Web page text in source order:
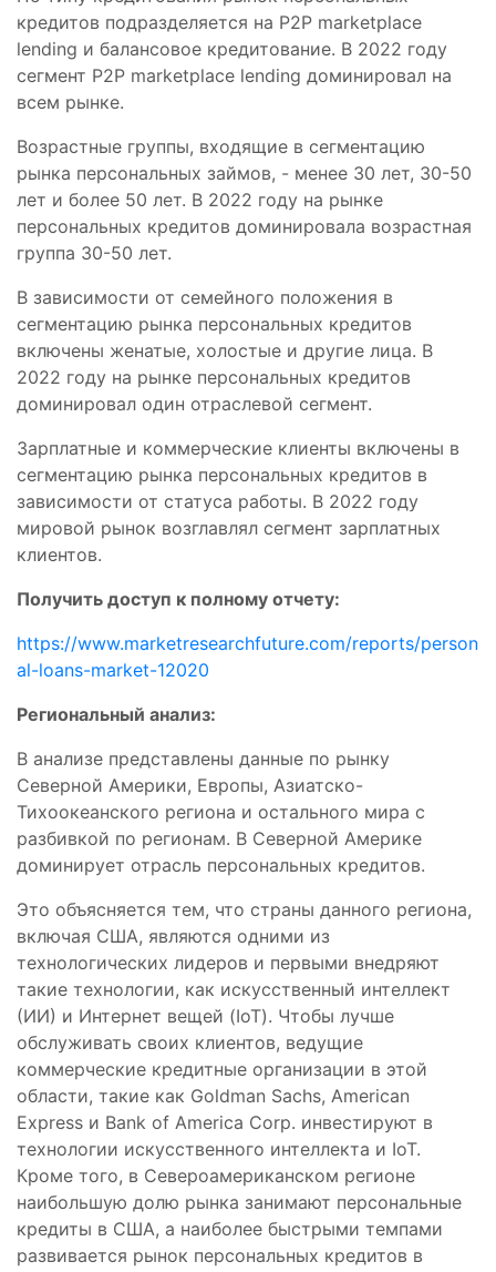
кредитов подразделяется на P2P marketplace
lending и балансовое кредитование. В 2022 году
сегмент P2P marketplace lending доминировал на
всем рынке.
Возрастные группы, входящие в сегментацию
рынка персональных займов, - менее 30 лет, 30-50
лет и более 50 лет. В 2022 году на рынке
персональных кредитов доминировала возрастная
группа 30-50 лет.
В зависимости от семейного положения в
сегментацию рынка персональных кредитов
включены женатые, холостые и другие лица. В
2022 году на рынке персональных кредитов
доминировал один отраслевой сегмент.
Зарплатные и коммерческие клиенты включены в
сегментацию рынка персональных кредитов в
зависимости от статуса работы. В 2022 году
мировой рынок возглавлял сегмент зарплатных
клиентов.
Получить доступ к полному отчету:
https://www.marketresearchfuture.com/reports/person
al-loans-market-12020
Региональный анализ:
В анализе представлены данные по рынку
Северной Америки, Европы, Азиатско-
Тихоокеанского региона и остального мира с
разбивкой по регионам. В Северной Америке
доминирует отрасль персональных кредитов.
Это объясняется тем, что страны данного региона,
включая США, являются одними из
технологических лидеров и первыми внедряют
такие технологии, как искусственный интеллект
(ИИ) и Интернет вещей (IoT). Чтобы лучше
обслуживать своих клиентов, ведущие
коммерческие кредитные организации в этой
области, такие как Goldman Sachs, American
Express и Bank of America Corp. инвестируют в
технологии искусственного интеллекта и IoT.
Кроме того, в Североамериканском регионе
наибольшую долю рынка занимают персональные
кредиты в США, а наиболее быстрыми темпами
развивается рынок персональных кредитов в